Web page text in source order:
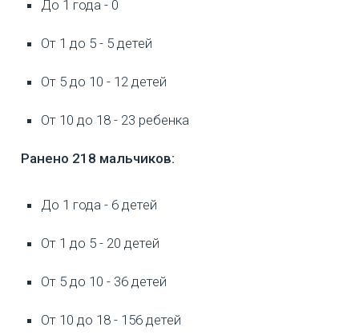
До 1 года - 0
От 1 до 5 - 5 детей
От 5 до 10 - 12 детей
От 10 до 18 - 23 ребенка
Ранено 218 мальчиков:
До 1 года - 6 детей
От 1 до 5 - 20 детей
От 5 до 10 - 36 детей
От 10 до 18 - 156 детей